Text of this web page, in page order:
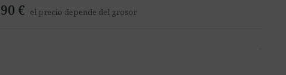
€ el precio depende del grosor